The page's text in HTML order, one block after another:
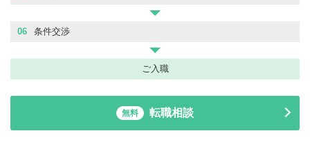
06 条件交渉
ご入職
無料 転職相談